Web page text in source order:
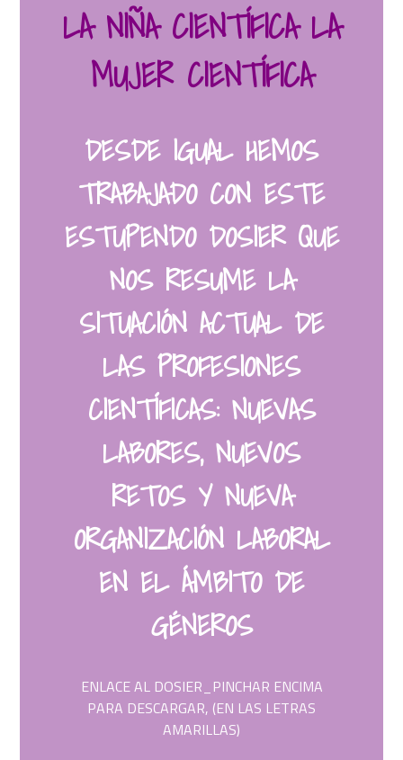
LA NIÑA CIENTÍFICA LA
MUJER CIENTÍFICA
DESDE IGUAL HEMOS
TRABAJADO CON ESTE
ESTUPENDO DOSIER QUE
NOS RESUME LA
SITUACIÓN ACTUAL DE
LAS PROFESIONES
CIENTÍFICAS: NUEVAS
LABORES, NUEVOS
RETOS Y NUEVA
ORGANIZACIÓN LABORAL
EN EL ÁMBITO DE
GÉNEROS
ENLACE AL DOSIER_PINCHAR ENCIMA
PARA DESCARGAR, (EN LAS LETRAS
AMARILLAS)